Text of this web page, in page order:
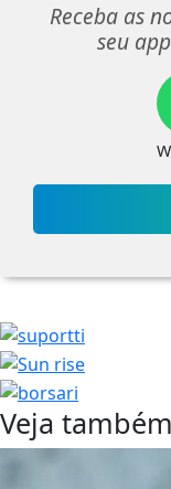
Receba as
seu
Veja também